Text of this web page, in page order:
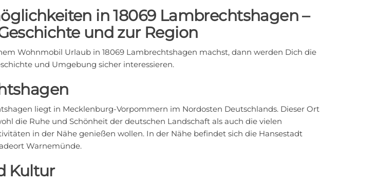
in 18069 Lambrechtshagen –
und zur Region
Wohnmobil Urlaub in 18069 Lambrechtshagen machst, dann werden Dich die
und Umgebung sicher interessieren.
liegt in Mecklenburg-Vorpommern im Nordosten Deutschlands. Dieser Ort
die Ruhe und Schönheit der deutschen Landschaft als auch die vielen
in der Nähe genießen wollen. In der Nähe befindet sich die Hansestadt
Warnemünde.
Kultur